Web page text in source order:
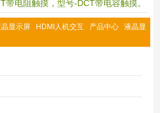
电阻触摸，型号-DCT带电容触摸。
显示屏 HDMI人机交互 产品中心
液晶显